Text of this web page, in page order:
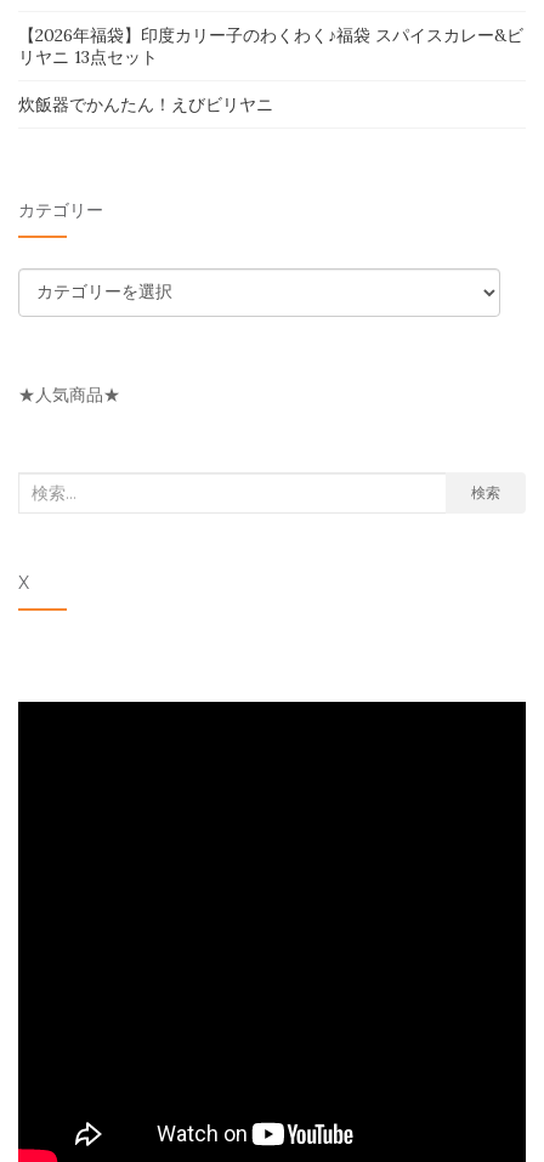
【2026年福袋】印度カリー子のわくわく♪福袋 スパイスカレー&ビ
リヤニ 13点セット
炊飯器でかんたん！えびビリヤニ
カテゴリー
テ
リ
★人気商品★
検
象:
検索
X